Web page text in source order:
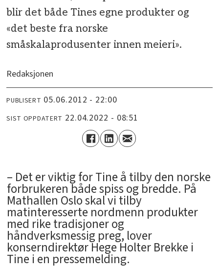
blir det både Tines egne produkter og
«det beste fra norske
småskalaprodusenter innen meieri».
Redaksjonen
PUBLISERT 05.06.2012 - 22:00
SIST OPPDATERT 22.04.2022 - 08:51
– Det er viktig for Tine å tilby den norske
forbrukeren både spiss og bredde. På
Mathallen Oslo skal vi tilby
matinteresserte nordmenn produkter
med rike tradisjoner og
håndverksmessig preg, lover
konserndirektør Hege Holter Brekke i
Tine i en pressemelding.